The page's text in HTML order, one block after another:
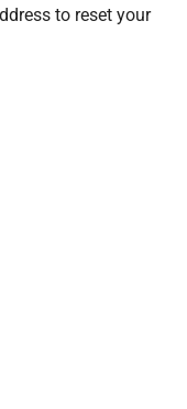
to reset your